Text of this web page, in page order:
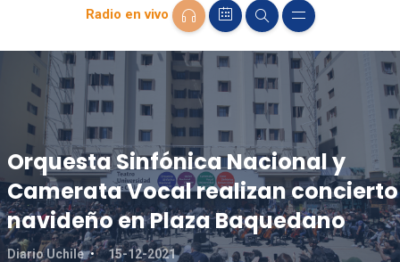
Radio en vivo
Orquesta Sinfónica Nacional y
Camerata Vocal realizan concierto
navideño en Plaza Baquedano
Diario Uchile 15-12-2021